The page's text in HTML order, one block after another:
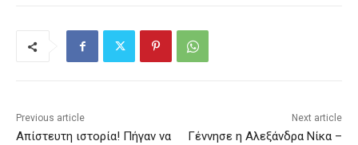
Previous article
Aπίστευτη ιστορία! Πήγαν να
Next article
Γέννησε η Αλεξάνδρα Νίκα –